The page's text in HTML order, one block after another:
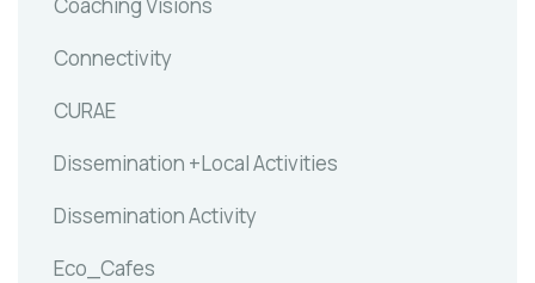
Connectivity
CURAE
Dissemination +Local Activities
Dissemination Activity
Eco_Cafes